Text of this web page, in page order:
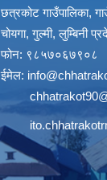
छत्रकोट गाउँपालिका,
चोयगा, गुल्मी, लुम्बिनी
फोन: ९८५७०६७९०८
ईमेल: